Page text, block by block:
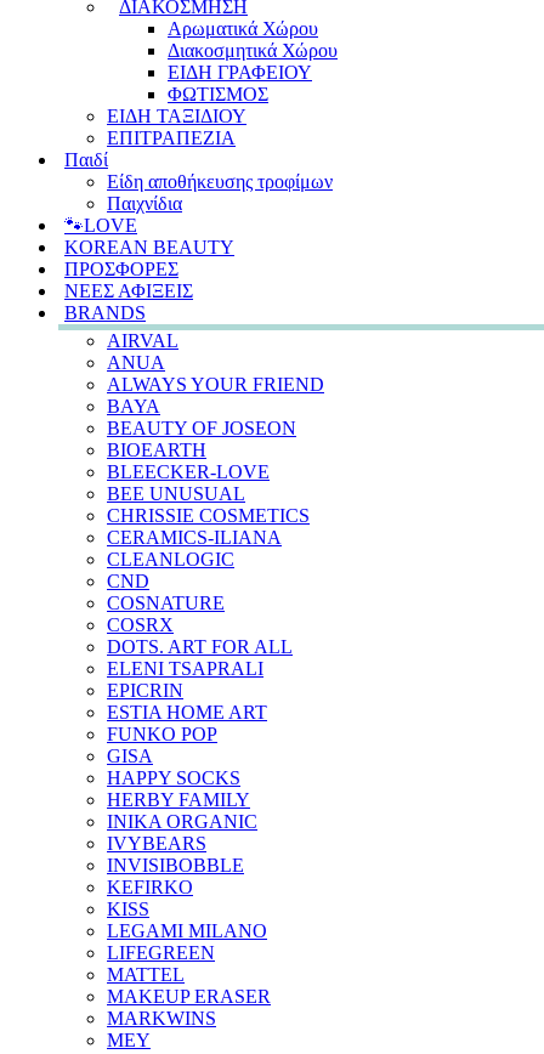
ΔΙΑΚΟΣΜΗΣΗ
Αρωματικά Χώρου
Διακοσμητικά Χώρου
ΕΙΔΗ ΓΡΑΦΕΙΟΥ
ΦΩΤΙΣΜΟΣ
ΕΙΔΗ ΤΑΞΙΔΙΟΥ
ΕΠΙΤΡΑΠΕΖΙΑ
Παιδί
Είδη αποθήκευσης τροφίμων
Παιχνίδια
🐾LOVE
KOREAN BEAUTY
ΠΡΟΣΦΟΡΕΣ
ΝΕΕΣ ΑΦΙΞΕΙΣ
BRANDS
AIRVAL
ANUA
ALWAYS YOUR FRIEND
BAYA
BEAUTY OF JOSEON
BIOEARTH
BLEECKER-LOVE
BEE UNUSUAL
CHRISSIE COSMETICS
CERAMICS-ILIANA
CLEANLOGIC
CND
COSNATURE
COSRX
DOTS. ART FOR ALL
ELENI TSAPRALI
EPICRIN
ESTIA HOME ART
FUNKO POP
GISA
HAPPY SOCKS
HERBY FAMILY
INIKA ORGANIC
IVYBEARS
INVISIBOBBLE
KEFIRKO
KISS
LEGAMI MILANO
LIFEGREEN
MATTEL
MAKEUP ERASER
MARKWINS
MEY